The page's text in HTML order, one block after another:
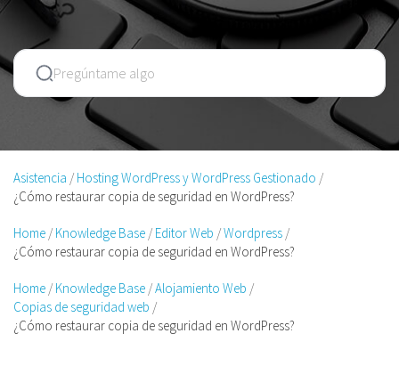
Asistencia
Hosting WordPress y WordPress Gestionado
¿Cómo restaurar copia de seguridad en WordPress?
Home Knowledge Base Editor Web
Wordpress
¿Cómo restaurar copia de seguridad en WordPress?
Home Knowledge Base Alojamiento Web
Copias de seguridad web
¿Cómo restaurar copia de seguridad en WordPress?